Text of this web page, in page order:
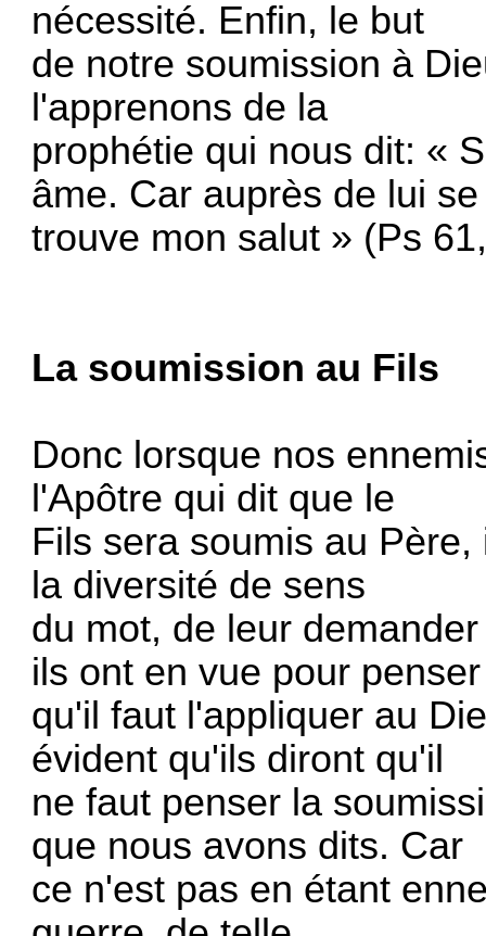
nécessité. Enfin, le but
de notre soumission à
l'apprenons de la
prophétie qui nous dit: «
âme. Car auprès de lui se
trouve mon salut » (Ps
La soumission au Fils
Donc lorsque nos
l'Apôtre qui dit que le
Fils sera soumis au
la diversité de sens
du mot, de leur
ils ont en vue pour penser
qu'il faut l'appliquer au
évident qu'ils diront qu'il
ne faut penser la
que nous avons dits. Car
ce n'est pas en étant